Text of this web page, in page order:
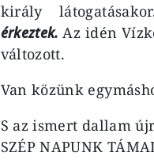
király
érkeztek. Az idén
változott.
Van közünk
S az ismert dallam
SZÉP NAPUNK